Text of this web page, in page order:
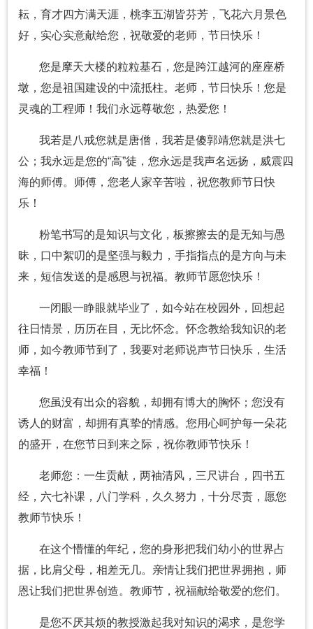
耘，育才四方满天涯，桃李五湖皆芬芳，飞花六月景色
好，实心实意献给您，祝敬爱的老师，节日快乐！
您是摩天大楼的粒粒基石，您是跨江越河的座座桥
墩，您是祖国建设的中流抵柱。老师，节日快乐！您是
灵魂的工程师！我们永远尊敬您，热爱您！
我若是八戒您就是唐僧，我若是傻郭靖您就是洪七
公；我永远是您的“高”徒，您永远是我声名远扬，威震四
海的师傅。师傅，您老人家辛苦啦，祝您教师节日快
乐！
粉笔书写的是知识与文化，板擦擦去的是无知与愚
昧，口中絮叨的是坚强与毅力，手指指点的是方向与未
来，短信发送的是感恩与祝福。教师节愿您快乐！
一闭眼一睁眼就毕业了，如今站在校园外，回想起
往日情景，历历在目，无比怀念。怀念教给我知识的老
师，如今教师节到了，我要对老师说声节日快乐，生活
幸福！
您虽没有出众的容貌，却拥有博大的胸怀；您没有
诱人的财富，却拥有真挚的情感。您用心呵护每一朵花
的盛开，在您节日到来之际，祝你教师节快乐！
老师您：一生贡献，两袖清风，三尺讲台，四书五
经，六七补课，八门学科，久久努力，十分尽责，愿您
教师节快乐！
在这个懵懂的年纪，您的身形把我们幼小的世界占
据，比肩父母，相差无几。亲情让我们把世界拥抱，师
恩让我们把世界创造。教师节，祝福献给敬爱的您们。
是您不厌其烦的教授激起我对知识的渴求，是您学